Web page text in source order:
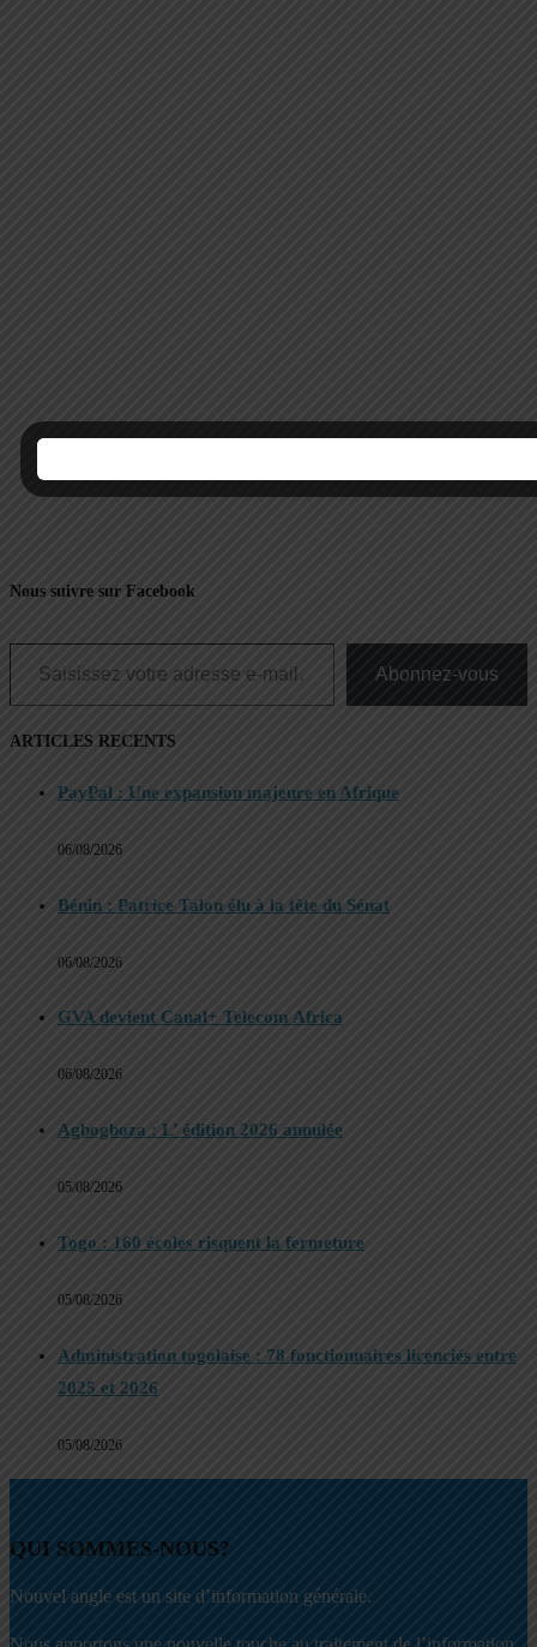
Nous suivre sur Facebook
Saisissez votre adresse e-mail…
Abonnez-vous
ARTICLES RECENTS
PayPal : Une expansion majeure en Afrique
06/08/2026
Bénin : Patrice Talon élu à la tête du Sénat
06/08/2026
GVA devient Canal+ Telecom Africa
06/08/2026
Agbogboza : L’ édition 2026 annulée
05/08/2026
Togo : 160 écoles risquent la fermeture
05/08/2026
Administration togolaise : 78 fonctionnaires licenciés entre
2025 et 2026
05/08/2026
QUI SOMMES-NOUS?
Nouvel angle est un site d’information générale.